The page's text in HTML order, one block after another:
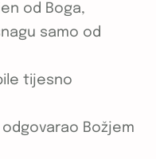
od Boga,
samo od
tijesno
Božjem